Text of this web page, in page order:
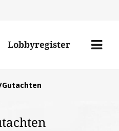
Lobbyregister
Menü